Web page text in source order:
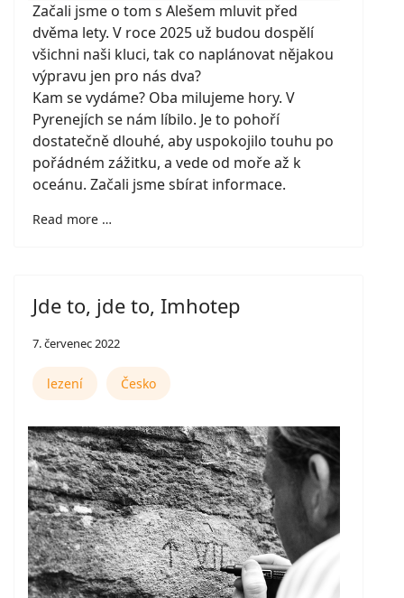
Začali jsme o tom s Alešem mluvit před
dvěma lety. V roce 2025 už budou dospělí
všichni naši kluci, tak co naplánovat nějakou
výpravu jen pro nás dva?
Kam se vydáme? Oba milujeme hory. V
Pyrenejích se nám líbilo. Je to pohoří
dostatečně dlouhé, aby uspokojilo touhu po
pořádném zážitku, a vede od moře až k
oceánu. Začali jsme sbírat informace.
Read more …
Jde to, jde to, Imhotep
7. červenec 2022
lezení Česko